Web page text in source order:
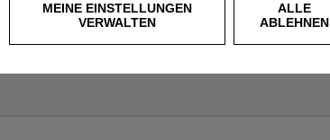
MEINE EINSTELLUNGEN
VERWALTEN
ALLE
ABLEHNEN